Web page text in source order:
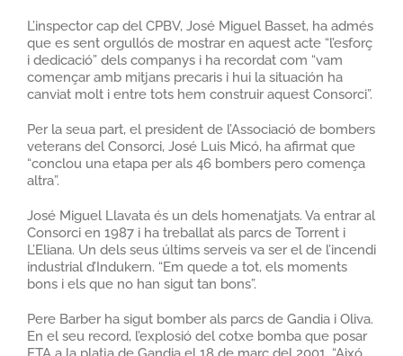
L’inspector cap del CPBV, José Miguel Basset, ha admés
que es sent orgullós de mostrar en aquest acte “l’esforç
i dedicació” dels companys i ha recordat com “vam
començar amb mitjans precaris i hui la situación ha
canviat molt i entre tots hem construir aquest Consorci”.
Per la seua part, el president de l’Associació de bombers
veterans del Consorci, José Luis Micó, ha afirmat que
“conclou una etapa per als 46 bombers pero comença
altra”.
José Miguel Llavata és un dels homenatjats. Va entrar al
Consorci en 1987 i ha treballat als parcs de Torrent i
L’Eliana. Un dels seus últims serveis va ser el de l’incendi
industrial d’Indukern. “Em quede a tot, els moments
bons i els que no han sigut tan bons”.
Pere Barber ha sigut bomber als parcs de Gandia i Oliva.
En el seu record, l’explosió del cotxe bomba que posar